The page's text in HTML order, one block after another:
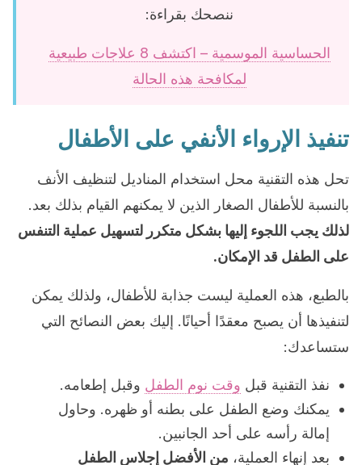
ننصحك بقراءة:
الحساسية الموسمية – اكتشف 8 علاجات طبيعية
لمكافحة هذه الحالة
تنفيذ الإرواء الأنفي على الأطفال
تحل هذه التقنية محل استخدام المناديل لتنظيف الأنف
بالنسبة للأطفال الصغار الذين لا يمكنهم القيام بذلك بعد.
لذلك يجب اللجوء إليها بشكل متكرر لتسهيل عملية التنفس
على الطفل قد الإمكان.
بالطبع، هذه العملية ليست جذابة للأطفال، ولذلك يمكن
لتنفيذها أن يصبح معقدًا أحيانًا. إليك بعض النصائح التي
ستساعدك:
نفذ التقنية قبل وقت نوم الطفل وقبل إطعامه.
يمكنك وضع الطفل على بطنه أو ظهره. وحاول
إمالة رأسه على أحد الجانبين.
بعد إنهاء العملية، من الأفضل إجلاس الطفل